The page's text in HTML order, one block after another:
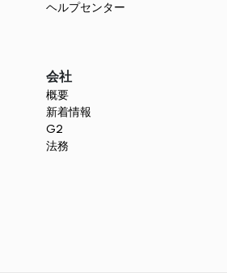
ヘルプセンター
会社
概要
新着情報
G2
法務